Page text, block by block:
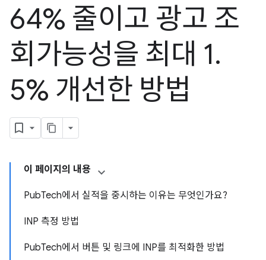
64% 줄이고 광고 조
회가능성을 최대 1.
5% 개선한 방법
이 페이지의 내용
PubTech에서 실적을 중시하는 이유는 무엇인가요?
INP 측정 방법
PubTech에서 버튼 및 링크에 INP를 최적화한 방법